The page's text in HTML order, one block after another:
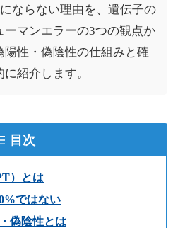
ならない理由を、遺伝子の
マンエラーの3つの観点か
陽性・偽陰性の仕組みと確
紹介します。
目次
）とは
ではない
偽陰性とは